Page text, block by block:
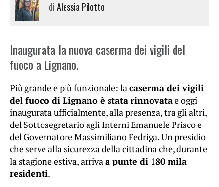
diAlessia Pilotto
Inaugurata la nuova caserma dei vigili del
fuoco a Lignano.
Più grande e più funzionale: lacaserma dei vigili
del fuoco di Lignano è stata rinnovatae oggi
inaugurata ufficialmente, alla presenza, tra gli altri,
del Sottosegretario agli Interni Emanuele Prisco e
del Governatore Massimiliano Fedriga. Un presidio
che serve alla sicurezza della cittadina che, durante
la stagione estiva, arrivaa punte di 180 mila
residenti.